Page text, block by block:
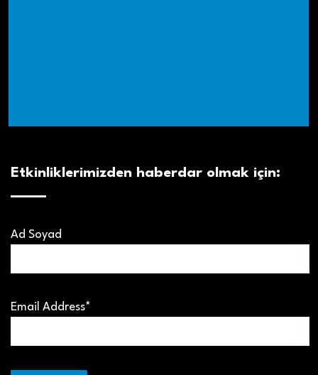
Etkinliklerimizden haberdar olmak için:
Ad Soyad
Email Address*